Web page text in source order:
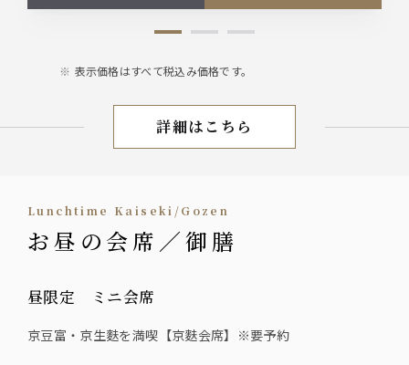
表示価格はすべて税込み価格です。
晴れの日／顔合わせ
詳細はこちら
Lunchtime Kaiseki/Gozen
お昼の会席／御膳
昼限定 ミニ会席
京豆富・京生麩を満喫【京麩会席】※要予約